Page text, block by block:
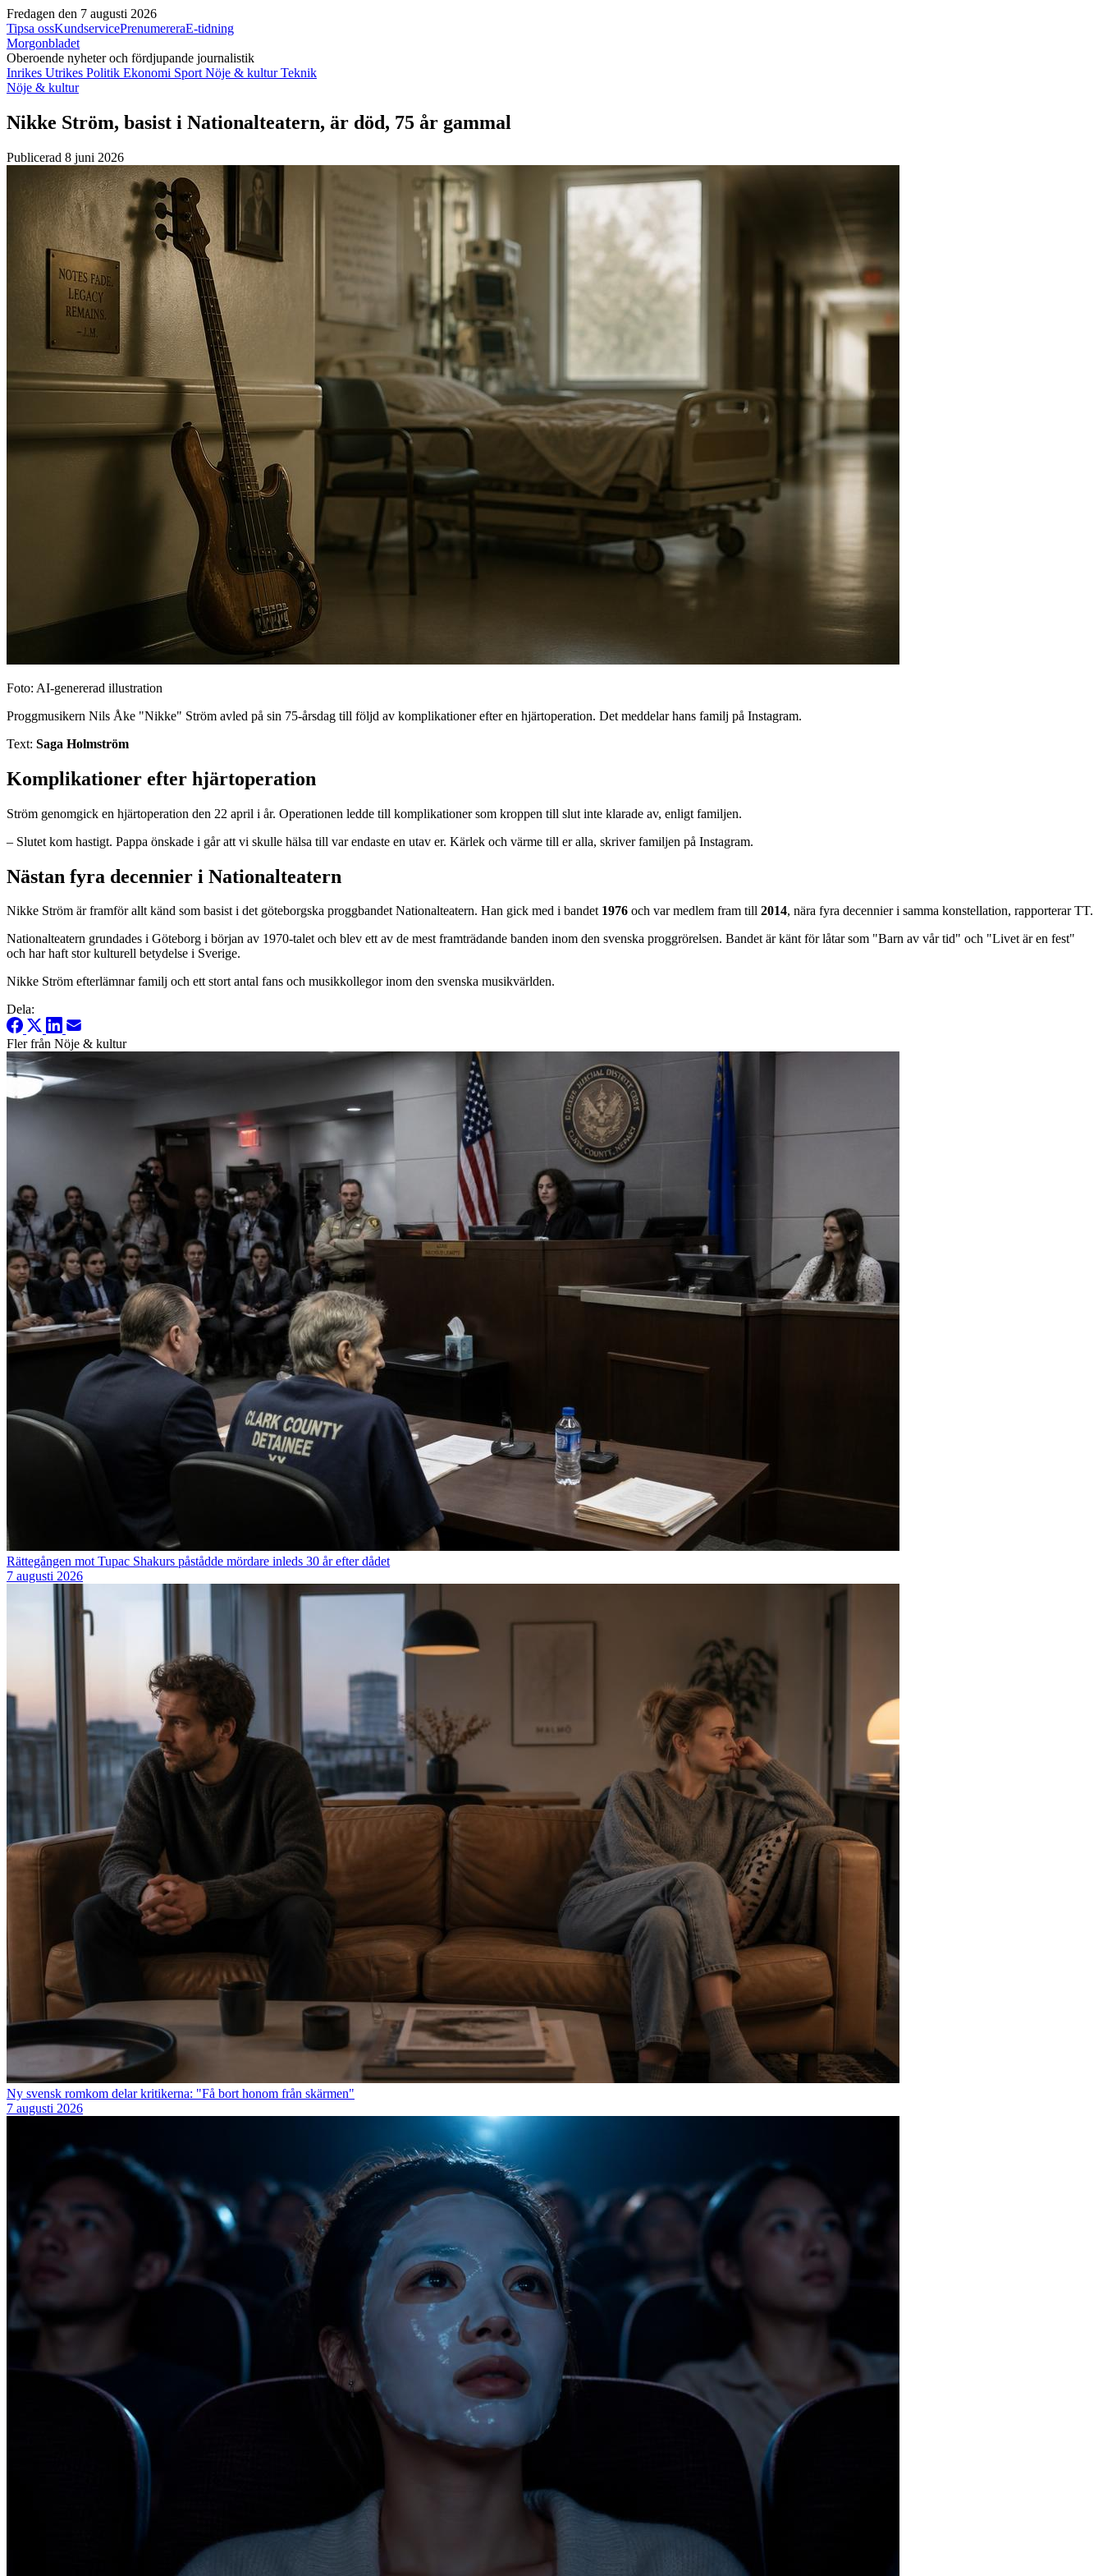
Fredagen den 7 augusti 2026
Tipsa ossKundservicePrenumereraE-tidning
Morgonbladet
Oberoende nyheter och fördjupande journalistik
Inrikes Utrikes Politik Ekonomi Sport Nöje & kulturTeknik
Nöje & kultur
Nikke Ström, basist i Nationalteatern, är död, 75 år gammal
Publicerad 8 juni 2026
Foto: AI-genererad illustration
Proggmusikern Nils Åke "Nikke" Ström avled på sin 75-årsdag till följd av komplikationer efter en hjärtoperation. Det meddelar hans familj på Instagram.
Text: Saga Holmström
Komplikationer efter hjärtoperation
Ström genomgick en hjärtoperation den 22 april i år. Operationen ledde till komplikationer som kroppen till slut inte klarade av, enligt familjen.
– Slutet kom hastigt. Pappa önskade i går att vi skulle hälsa till var endaste en utav er. Kärlek och värme till er alla, skriver familjen på Instagram.
Nästan fyra decennier i Nationalteatern
Nikke Ström är framför allt känd som basist i det göteborgska proggbandet Nationalteatern. Han gick med i bandet 1976 och var medlem fram till 2014, nära fyra decennier i samma konstellation, rapporterar TT.
Nationalteatern grundades i Göteborg i början av 1970-talet och blev ett av de mest framträdande banden inom den svenska proggrörelsen. Bandet är känt för låtar som "Barn av vår tid" och "Livet är en fest"
och har haft stor kulturell betydelse i Sverige.
Nikke Ström efterlämnar familj och ett stort antal fans och musikkollegor inom den svenska musikvärlden.
Dela:
Fler från Nöje & kultur
Rättegången mot Tupac Shakurs påstådde mördare inleds 30 år efter dådet
7 augusti 2026
Ny svensk romkom delar kritikerna: "Få bort honom från skärmen"
7 augusti 2026